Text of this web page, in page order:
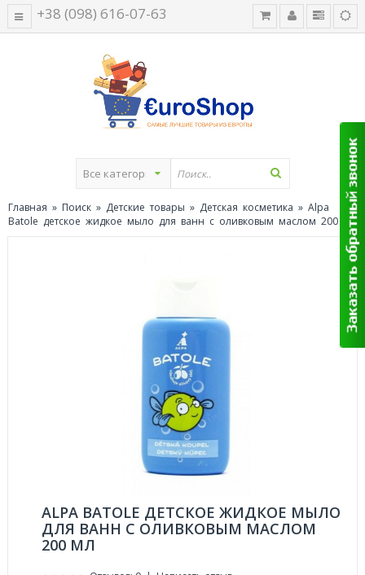
+38 (098) 616-07-63
Главная » Поиск » Детские товары » Детская косметика » Alpa
Batole детское жидкое мыло для ванн с оливковым маслом 200 мл
ALPA BATOLE ДЕТСКОЕ ЖИДКОЕ МЫЛО
ДЛЯ ВАНН С ОЛИВКОВЫМ МАСЛОМ
200 МЛ